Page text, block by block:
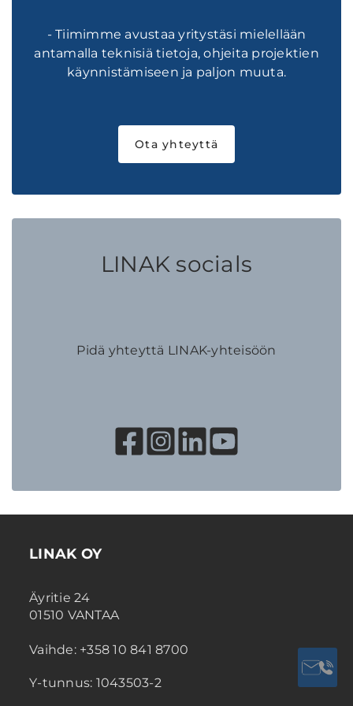
- Tiimimme avustaa yritystäsi mielellään
antamalla teknisiä tietoja, ohjeita projektien
käynnistämiseen ja paljon muuta.
Ota yhteyttä
LINAK socials
Pidä yhteyttä LINAK-yhteisöön
LINAK OY
Äyritie 24
01510 VANTAA
Vaihde: +358 10 841 8700
Y-tunnus: 1043503-2